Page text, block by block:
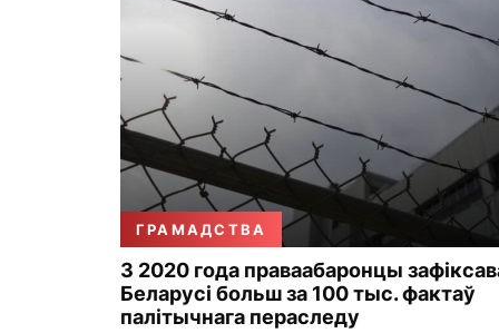
ГРАМАДСТВА
З 2020 года праваабаронцы
Беларусі больш за 100 тыс. фактаў
палітычнага пераследу